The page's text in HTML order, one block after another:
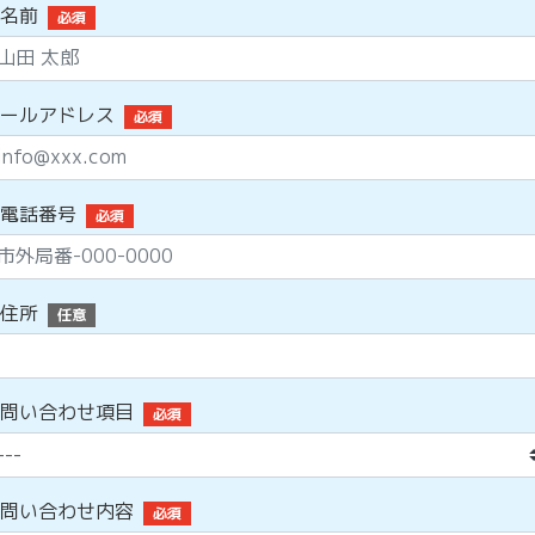
前 必須
ルアドレス 必須
話番号 必須
所 任意
い合わせ項目 必須
い合わせ内容 必須